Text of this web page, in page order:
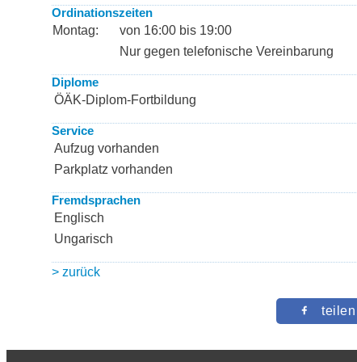
Ordinationszeiten
Montag:
von 16:00 bis 19:00
Nur gegen telefonische Vereinbarung
Diplome
ÖÄK-Diplom-Fortbildung
Service
Aufzug vorhanden
Parkplatz vorhanden
Fremdsprachen
Englisch
Ungarisch
> zurück
teilen